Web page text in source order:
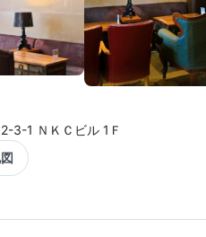
3-1 ＮＫＣビル 1Ｆ